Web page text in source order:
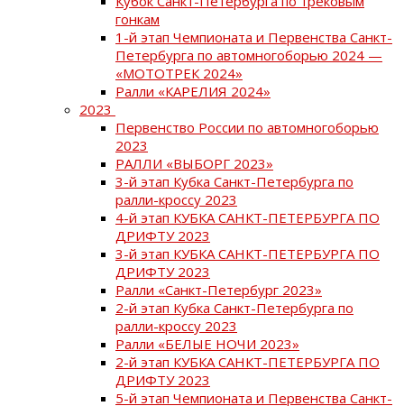
гонкам
1-й этап Чемпионата и Первенства Санкт-
Петербурга по автомногоборью 2024 —
«МОТОТРЕК 2024»
Ралли «КАРЕЛИЯ 2024»
2023
Первенство России по автомногоборью
2023
РАЛЛИ «ВЫБОРГ 2023»
3-й этап Кубка Санкт-Петербурга по
ралли-кроссу 2023
4-й этап КУБКА САНКТ-ПЕТЕРБУРГА ПО
ДРИФТУ 2023
3-й этап КУБКА САНКТ-ПЕТЕРБУРГА ПО
ДРИФТУ 2023
Ралли «Санкт-Петербург 2023»
2-й этап Кубка Санкт-Петербурга по
ралли-кроссу 2023
Ралли «БЕЛЫЕ НОЧИ 2023»
2-й этап КУБКА САНКТ-ПЕТЕРБУРГА ПО
ДРИФТУ 2023
5-й этап Чемпионата и Первенства Санкт-